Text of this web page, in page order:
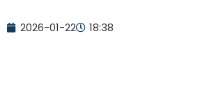
2026-01-22 18:38